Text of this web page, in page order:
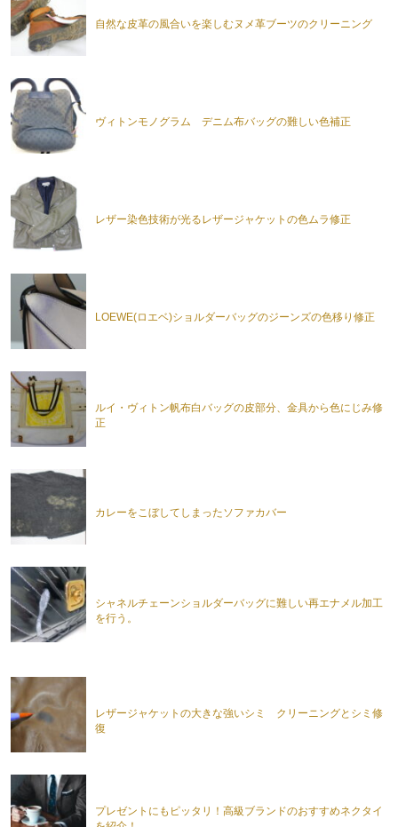
自然な皮革の風合いを楽しむヌメ革ブーツのクリーニング
ヴィトンモノグラム デニム布バッグの難しい色補正
レザー染色技術が光るレザージャケットの色ムラ修正
LOEWE(ロエベ)ショルダーバッグのジーンズの色移り修正
ルイ・ヴィトン帆布白バッグの皮部分、金具から色にじみ修
正
カレーをこぼしてしまったソファカバー
シャネルチェーンショルダーバッグに難しい再エナメル加工
を行う。
レザージャケットの大きな強いシミ クリーニングとシミ修
復
プレゼントにもピッタリ！高級ブランドのおすすめネクタイ